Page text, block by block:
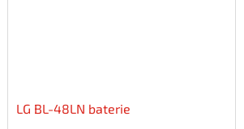
LG BL-48LN baterie